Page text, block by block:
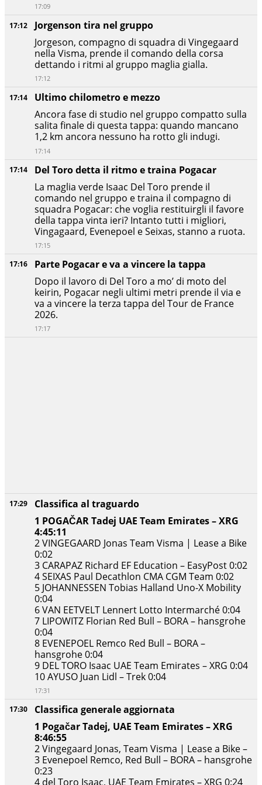
17:30
Classifica generale aggiornata
1 Pogačar Tadej, UAE Team Emirates – XRG
8:46:55
2 Vingegaard Jonas, Team Visma | Lease a Bike –
3 Evenepoel Remco, Red Bull – BORA – hansgrohe
0:23
4 del Toro Isaac, UAE Team Emirates – XRG 0:24
17:29
Classifica al traguardo
1 POGAČAR Tadej UAE Team Emirates – XRG
4:45:11
2 VINGEGAARD Jonas Team Visma | Lease a Bike
0:02
3 CARAPAZ Richard EF Education – EasyPost 0:02
4 SEIXAS Paul Decathlon CMA CGM Team 0:02
5 JOHANNESSEN Tobias Halland Uno-X Mobility
0:04
6 VAN EETVELT Lennert Lotto Intermarché 0:04
7 LIPOWITZ Florian Red Bull – BORA – hansgrohe
0:04
8 EVENEPOEL Remco Red Bull – BORA –
hansgrohe 0:04
9 DEL TORO Isaac UAE Team Emirates – XRG 0:04
10 AYUSO Juan Lidl – Trek 0:04
17:31
17:16
Parte Pogacar e va a vincere la tappa
Dopo il lavoro di Del Toro a mo’ di moto del
keirin, Pogacar negli ultimi metri prende il via e
va a vincere la terza tappa del Tour de France
2026.
17:17
17:14
Del Toro detta il ritmo e traina Pogacar
La maglia verde Isaac Del Toro prende il
comando nel gruppo e traina il compagno di
squadra Pogacar: che voglia restituirgli il favore
della tappa vinta ieri? Intanto tutti i migliori,
Vingagaard, Evenepoel e Seixas, stanno a ruota.
17:15
17:14
Ultimo chilometro e mezzo
Ancora fase di studio nel gruppo compatto sulla
salita finale di questa tappa: quando mancano
1,2 km ancora nessuno ha rotto gli indugi.
17:14
17:12
Jorgenson tira nel gruppo
Jorgeson, compagno di squadra di Vingegaard
nella Visma, prende il comando della corsa
dettando i ritmi al gruppo maglia gialla.
17:12
17:09